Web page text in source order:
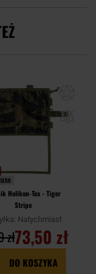
Helikon-Tex - Tiger
Stripe
Natychmiast
73,50 zł
zł
DO KOSZYKA